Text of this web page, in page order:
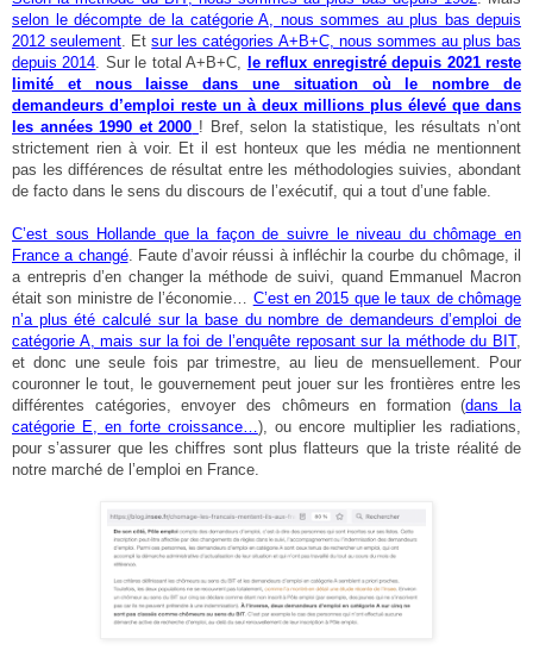
selon le décompte de la catégorie A, nous sommes au plus bas depuis
2012 seulement . Etsur les catégories A+B+C, nous sommes au plus bas
depuis 2014 . Sur le total A+B+C,
le reflux enregistré depuis 2021 reste
limité et nous laisse dans une situation où le nombre de
demandeurs d’emploi reste un à deux millions plus élevé que dans
les années 1990 et 2000 ! Bref, selon la statistique, les résultats n’ont
strictement rien à voir. Et il est honteux que les média ne mentionnent
pas les différences de résultat entre les méthodologies suivies, abondant
de facto dans le sens du discours de l’exécutif, qui a tout d’une fable.
C’est sous Hollande que la façon de suivre le niveau du chômage en
France a changé. Faute d’avoir réussi à infléchir la courbe du chômage, il
a entrepris d’en changer la méthode de suivi, quand Emmanuel Macron
était son ministre de l’économie… C’est en 2015 que le taux de chômage
n’a plus été calculé sur la base du nombre de demandeurs d’emploi de
catégorie A, mais sur la foi de l’enquête reposant sur la méthode du BIT,
et donc une seule fois par trimestre, au lieu de mensuellement. Pour
couronner le tout, le gouvernement peut jouer sur les frontières entre les
différentes catégories, envoyer des chômeurs en formation (dans la
catégorie E, en forte croissance… ), ou encore multiplier les radiations,
pour s’assurer que les chiffres sont plus flatteurs que la triste réalité de
notre marché de l’emploi en France.